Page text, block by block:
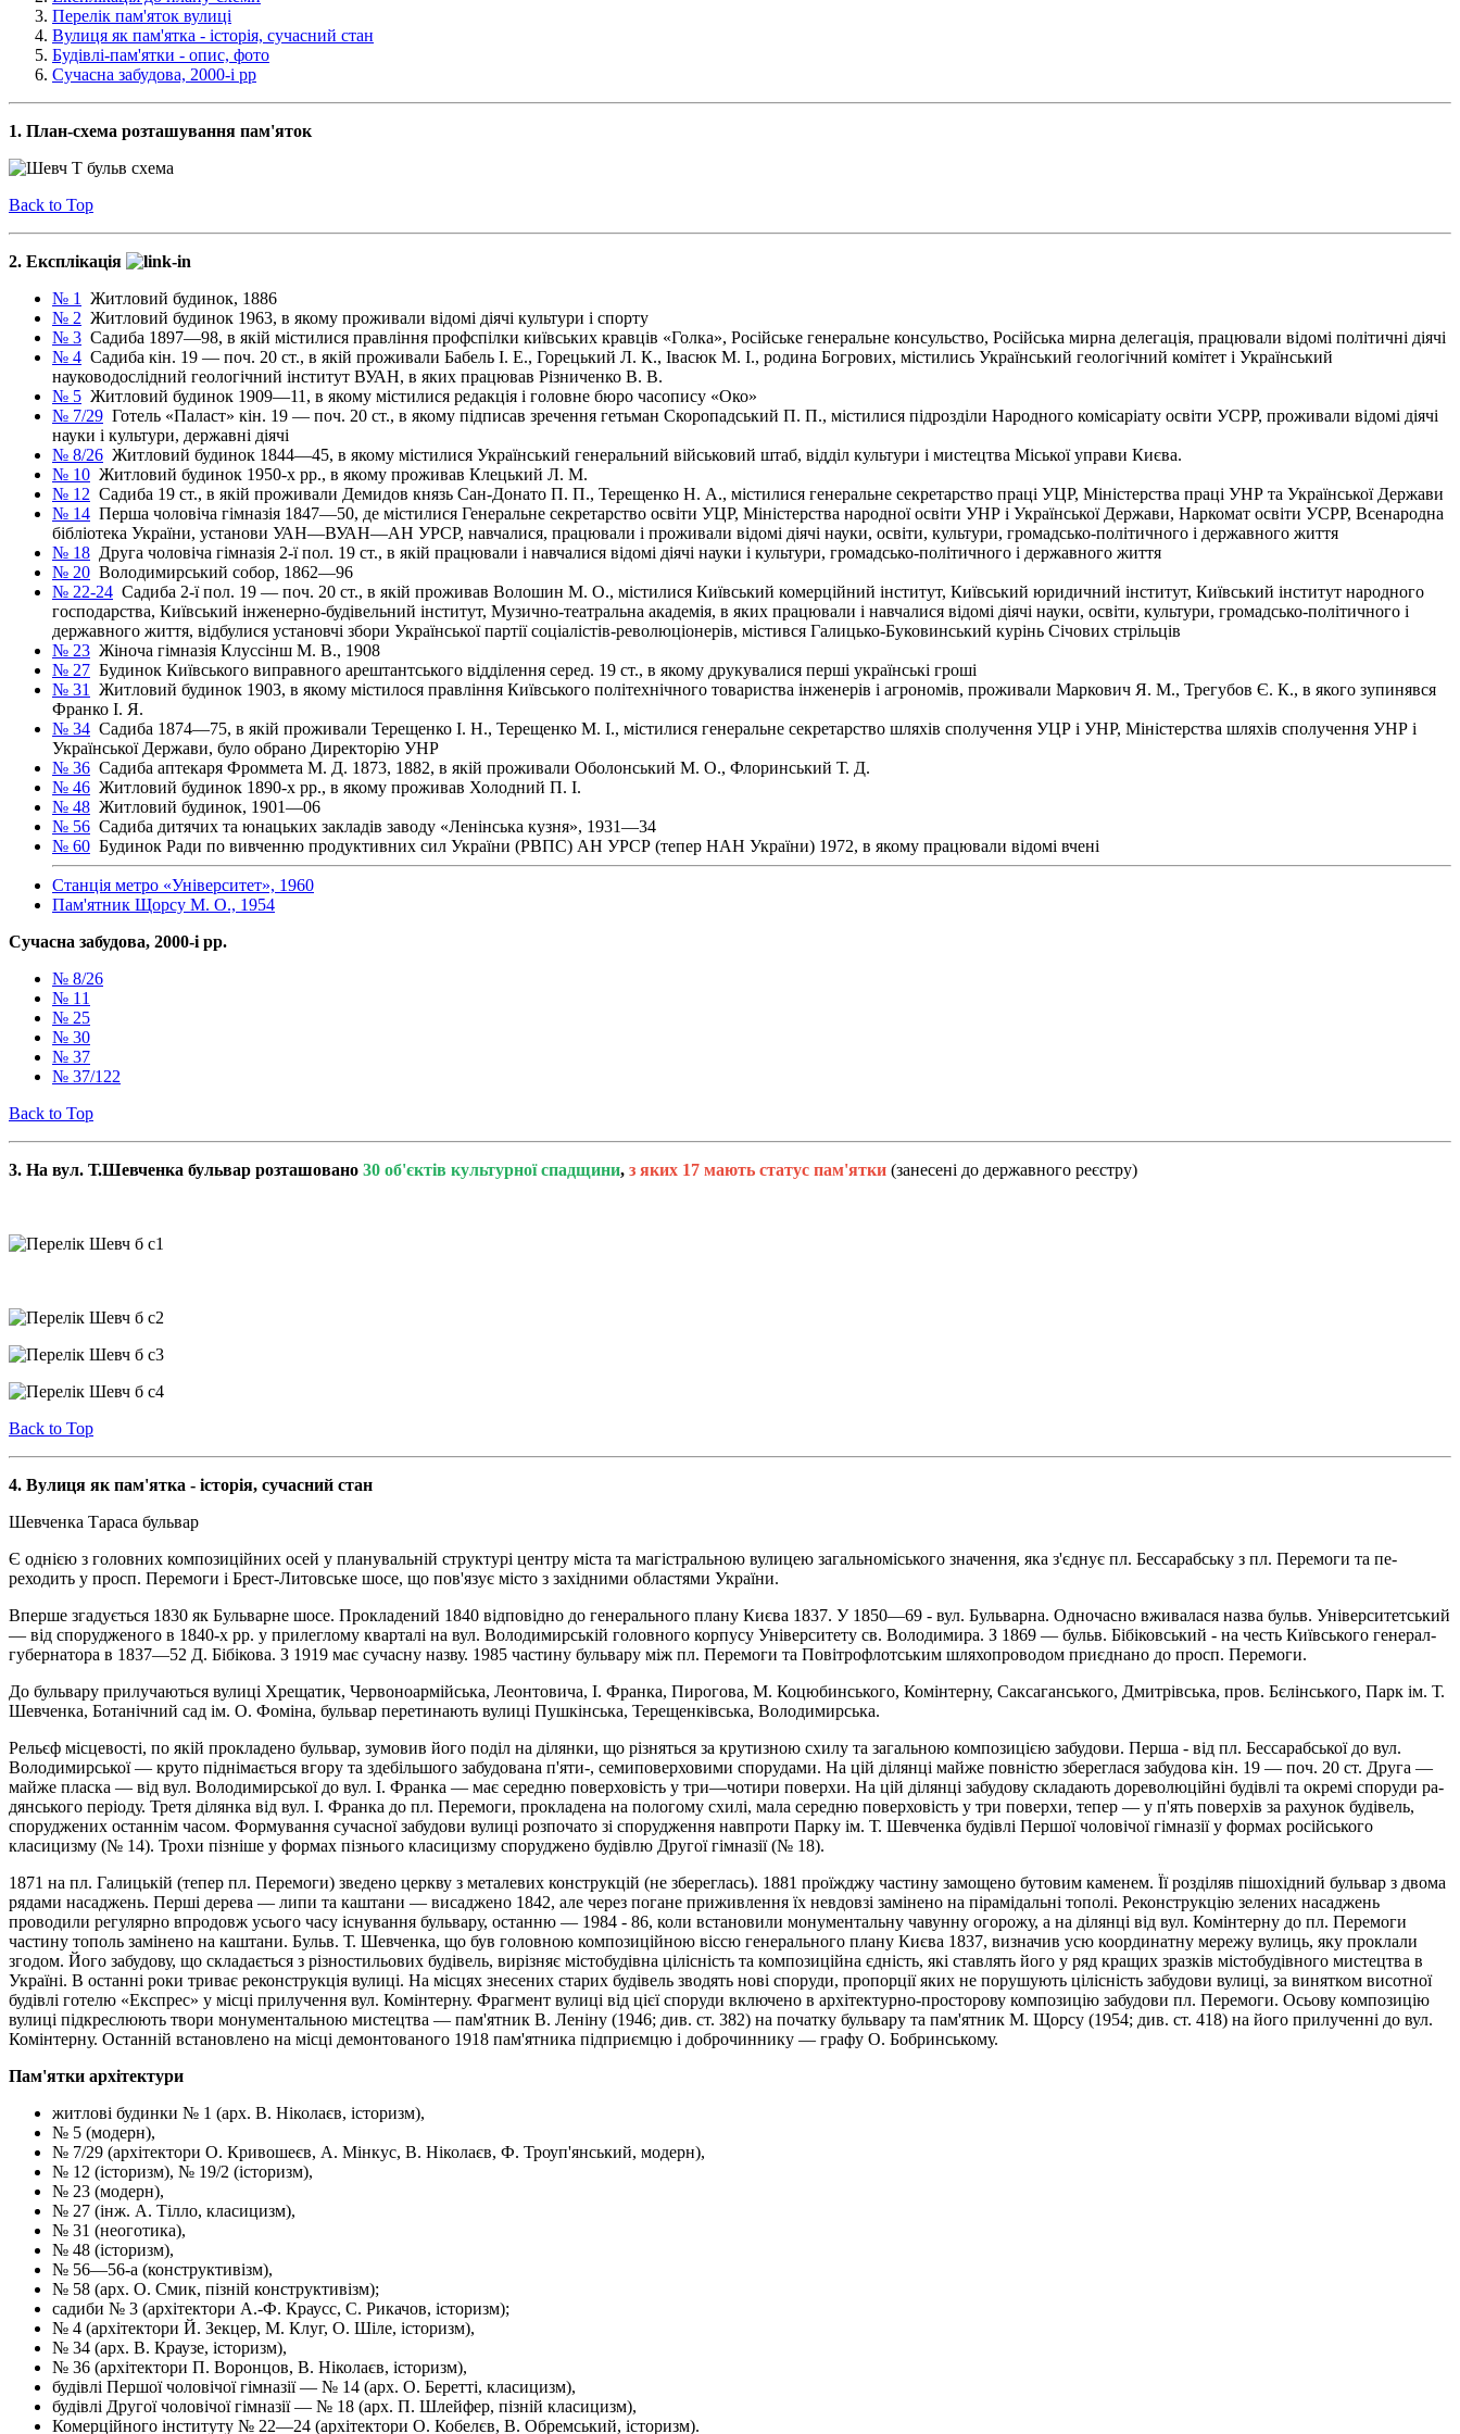
Перелік пам'яток вулиці
Вулиця як пам'ятка - історія, сучасний стан
Будівлі-пам'ятки - опис, фото
Сучасна забудова, 2000-і рр
1. План-схема розташування пам'яток
Back to Top
2. Експлікація
№ 1
Житловий будинок, 1886
№ 2 Житловий будинок 1963, в якому проживали відомі діячі культури і спорту
№ 3 Садиба 1897—98, в якій містилися правління профспілки київських кравців «Голка», Російське генеральне консульство, Російська мирна делегація, працювали відомі політичні діячі
№ 4 Садиба кін. 19 — поч. 20 ст., в якій проживали Бабель І. Е., Горецький Л. К., Івасюк М. І., родина Богрових, містились Український геологічний комітет і Український
науководослідний геологічний інститут ВУАН, в яких працював Різниченко В. В.
№ 5 Житловий будинок 1909—11, в якому містилися редакція і головне бюро часопису «Око»
№ 7/29 Готель «Паласт» кін. 19 — поч. 20 ст., в якому підписав зречення гетьман Скоропадський П. П., містилися підрозділи Народного комісаріату освіти УСРР, проживали відомі діячі
науки і культури, державні діячі
№ 8/26 Житловий будинок 1844—45, в якому містилися Український генеральний військовий штаб, відділ культури і мистецтва Міської управи Києва.
№ 10 Житловий будинок 1950-х рр., в якому проживав Клецький Л. М.
№ 12 Садиба 19 ст., в якій проживали Демидов князь Сан-Донато П. П., Терещенко Н. А., містилися генеральне секретарство праці УЦР, Міністерства праці УНР та Української Держави
№ 14 Перша чоловіча гімназія 1847—50, де містилися Генеральне секретарство освіти УЦР, Міністерства народної освіти УНР і Української Держави, Наркомат освіти УСРР, Всенародна
бібліотека України, установи УАН—ВУАН—АН УРСР, навчалися, працювали і проживали відомі діячі науки, освіти, культури, громадсько-політичного і державного життя
№ 18 Друга чоловіча гімназія 2-ї пол. 19 ст., в якій працювали і навчалися відомі діячі науки і культури, громадсько-політичного і державного життя
№ 20 Володимирський собор, 1862—96
№ 22-24 Садиба 2-ї пол. 19 — поч. 20 ст., в якій проживав Волошин М. О., містилися Київський комерційний інститут, Київський юридичний інститут, Київський інститут народного
господарства, Київський інженерно-будівельний інститут, Музично-театральна академія, в яких працювали і навчалися відомі діячі науки, освіти, культури, громадсько-політичного і
державного життя, відбулися установчі збори Української партії соціалістів-революціонерів, містився Галицько-Буковинський курінь Січових стрільців
№ 23 Жіноча гімназія Клуссінш М. В., 1908
№ 27 Будинок Київського виправного арештантського відділення серед. 19 ст., в якому друкувалися перші українські гроші
№ 31
Житловий будинок 1903, в якому містилося правління Київського політехнічного товариства інженерів і агрономів, проживали Маркович Я. М., Трегубов Є. К., в якого зупинявся
Франко І. Я.
№ 34 Садиба 1874—75, в якій проживали Терещенко І. Н., Терещен­ко М. І., містилися генеральне секретарство шляхів сполучення УЦР і УНР, Міністерства шляхів сполучення УНР і
Української Держави, було обрано Директорію УНР
№ 36 Садиба аптекаря Фроммета М. Д. 1873, 1882, в якій проживали Оболонський М. О., Флоринський Т. Д.
№ 46 Житловий будинок 1890-х рр., в якому проживав Холодний П. І.
№ 48 Житловий будинок, 1901—06
№ 56 Садиба дитячих та юнацьких закладів заводу «Ленінська кузня», 1931—34
№ 60 Будинок Ради по вивченню продуктивних сил України (РВПС) АН УРСР (тепер НАН України) 1972, в якому працювали відомі вчені
Станція метро «Університет», 1960
Пам'ятник Щорсу М. О., 1954
Сучасна забудова, 2000-і рр.
№ 8/26
№ 11
№ 25
№ 30
№ 37
№ 37/122
Back to Top
3. На вул. Т.Шевченка бульвар розташовано 30 об'єктів культурної спадщини, з яких 17 мають статус пам'ятки (занесені до державного реєстру)
Back to Top
4. Вулиця як пам'ятка - історія, сучасний стан
Шевченка Тараса бульвар
Є однією з головних композиційних осей у планувальній структурі центру міста та магістральною вулицею за­гальноміського значення, яка з'єднує пл. Бессарабську з пл. Перемоги та пе­
реходить у просп. Перемоги і Брест-Литовське шосе, що пов'язує місто з західними областями України.
Вперше згадується 1830 як Бульварне шосе. Прокладений 1840 відповідно до гене­рального плану Києва 1837. У 1850—69 - вул. Бульварна. Одночасно вживала­ся назва бульв. Університетський
— від спорудженого в 1840-х рр. у прилегло­му кварталі на вул. Володимирській го­ловного корпусу Університету св. Володимира. З 1869 — бульв. Бібіковський - на честь Київського генерал-
губер­натора в 1837—52 Д. Бібікова. З 1919 має сучасну назву. 1985 частину буль­вару між пл. Перемоги та Повітрофлотським шляхопроводом приєднано до просп. Перемоги.
До бульвару прилучаються вулиці Хрещатик, Червоноармійська, Леонтовича, І. Франка, Пирогова, М. Коцю­бинського, Комінтерну, Саксаганського, Дмитрівська, пров. Бєлінського, Парк ім. Т.
Шевченка, Ботанічний сад ім. О. Фоміна, бульвар перетинають вулиці Пушкінська, Терещенківська, Володимирська.
Рельєф місцевості, по якій прокладено бульвар, зумовив його поділ на ділянки, що різняться за крутизною схилу та за­гальною композицією забудови. Перша - від пл. Бессарабської до вул.
Володимирської — круто піднімається вгору та здебільшого забудована п'яти-, семи­поверховими спорудами. На цій ділянці майже повністю збереглася забудова кін. 19 — поч. 20 ст. Друга —
майже пласка — від вул. Володимирської до вул. І. Франка — має середню поверховість у три—чотири поверхи. На цій ділянці забудову складають дорево­люційні будівлі та окремі споруди ра­
дянського періоду. Третя ділянка від вул. І. Франка до пл. Перемоги, прокла­дена на пологому схилі, мала середню поверховість у три поверхи, тепер — у п'ять поверхів за рахунок будівель,
споруджених останнім часом. Формування сучасної забудови вулиці розпочато зі спорудження навпроти Парку ім. Т. Шевченка будівлі Першої чоловічої гімназії у формах російського
класицизму (№ 14). Трохи пізніше у формах пізнього класицизму споруд­жено будівлю Другої гімназії (№ 18).
1871 на пл. Галицькій (тепер пл. Пере­моги) зведено церкву з металевих кон­струкцій (не збереглась). 1881 про­їжджу частину замощено бутовим каменем. Її розділяв пішохідний бульвар з двома
рядами насаджень. Перші де­рева — липи та каштани — висаджено 1842, але через погане приживлення їх невдовзі замінено на пірамідальні топо­лі. Реконструкцію зелених насаджень
проводили регулярно впродовж усього часу існування бульвару, останню — 1984 - 86, коли встановили монумен­тальну чавунну огорожу, а на ділянці від вул. Комінтерну до пл. Перемоги
частину тополь замінено на каштани. Бульв. Т. Шевченка, що був головною композиційною віссю генерального плану Києва 1837, визначив усю коор­динатну мережу вулиць, яку проклали
згодом. Його забудову, що складається з різностильових будівель, вирізняє містобудівна цілісність та компози­ційна єдність, які ставлять його у ряд кращих зразків містобудівного мис­тецтва в
Україні. В останні роки триває реконструкція вулиці. На місцях знесе­них старих будівель зводять нові спо­руди, пропорції яких не порушують цілісність забудови вулиці, за винятком висотної
будівлі готелю «Експрес» у місці прилучення вул. Комінтерну. Фрагмент вулиці від цієї споруди вклю­чено в архітектурно-просторову композицію забудови пл. Перемоги. Осьову композицію
вулиці підкреслюють тво­ри монументальною мистецтва — пам'ятник В. Леніну (1946; див. ст. 382) на початку бульвару та пам'ятник М. Щорсу (1954; див. ст. 418) на йо­го прилученні до вул.
Комінтерну. Останній встановлено на місці демонтованого 1918 пам'ятника підпри­ємцю і доброчиннику — графу О. Бобринському.
Пам'ятки архітектури
житлові будин­ки № 1 (арх. В. Ніколаєв, історизм),
№ 5 (модерн),
№ 7/29 (архітектори О. Кривошеєв, А. Мінкус, В. Ніколаєв, Ф. Троуп'янський, модерн),
№ 12 (історизм), № 19/2 (історизм),
№ 23 (мо­дерн),
№ 27 (інж. А. Тілло, класицизм),
№ 31 (неоготика),
№ 48 (історизм),
№ 56—56-а (конструктивізм),
№ 58 (арх. О. Смик, пізній конструктивізм);
садиби № 3 (архітектори А.-Ф. Краусс, С. Рикачов, історизм);
№ 4 (архітектори Й. Зекцер, М. Клуг, О. Шіле, істо­ризм),
№ 34 (арх. В. Краузе, історизм),
№ 36 (архітектори П. Воронцов, В. Ні­колаєв, історизм),
будівлі Першої чо­ловічої гімназії — № 14 (арх. О. Беретті, класицизм),
будівлі Другої чоловічої гім­назії — № 18 (арх. П. Шлейфер, пізній класицизм),
Комерційного інституту № 22—24 (архітектори О. Кобелєв, В. Обремський, історизм).